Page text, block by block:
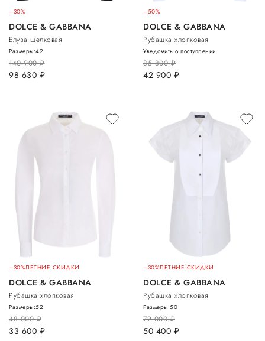
–30%
DOLCE & GABBANA
Блуза шелковая
140 900руб.
98 630 руб.
Размеры:42
–50%
DOLCE & GABBANA
Рубашка хлопковая
85 800руб.
42 900 руб.
Уведомить о поступлении
–30%ЛЕТНИЕ СКИДКИ
DOLCE & GABBANA
Рубашка хлопковая
48 000руб.
33 600 руб.
Размеры:52
–30%ЛЕТНИЕ СКИДКИ
DOLCE & GABBANA
Рубашка хлопковая
72 000руб.
50 400 руб.
Размеры:50